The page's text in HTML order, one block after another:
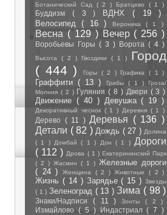
Ботанический Сад ( 2 ) Братцево ( 1 )
Буддизм ( 3 ) ВДНХ ( 19 )
Велосипед( 16 ) Вероника ( 1 )
Весна ( 129 ) Вечер ( 256 )
Воробьевы Горы ( 3 ) Ворота ( 4 )
Высота ( 2 ) Гвоздики ( 1 ) Город
( 444 )
Горы ( 2 ) Графика( 1 )
Граффити( 13 ) Грибы ( 1 ) Гроза/
Молния ( 2 ) Гуляния( 8 ) Двери ( 3 )
Движение ( 40 ) Девушка( 19 )
Декоративный чеснок ( 1 ) Деревня ( 1 )
Дерево ( 11 ) Деревья ( 136 )
Детали ( 82 ) Дождь ( 27 ) Долина
( 1 ) Домбай( 1 ) Дон ( 1 )Дороги
( 112 ) Дрова ( 1 ) Екатерининский Парк
( 2 ) Жасмин ( 1 ) Железные дороги
( 24 )
Женщина ( 2 )Животные( 2 )
Жизнь ( 14 ) Зарядье( 15 ) Звезды
( 1 ) Зеленоград ( 13 ) Зима ( 98 )
Знаки/Надписи ( 11 ) Зонты ( 2 )
Измайлово ( 5 ) Индастриал( 7 )